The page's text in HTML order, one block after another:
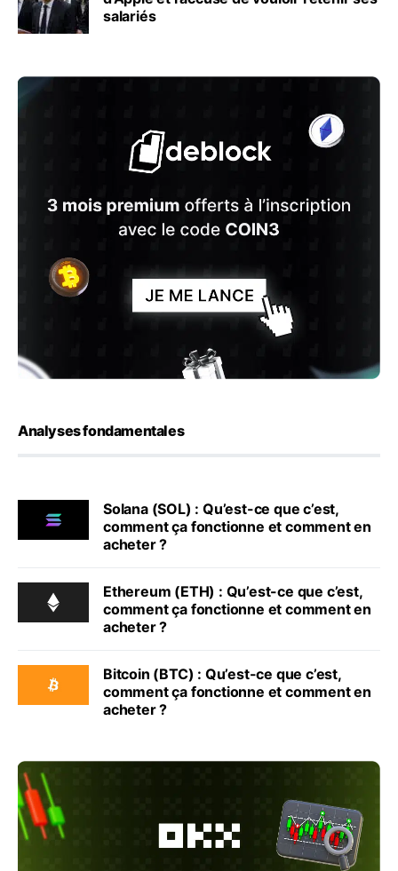
salariés
Analyses fondamentales
Solana (SOL) : Qu’est-ce que c’est,
comment ça fonctionne et comment en
acheter ?
Ethereum (ETH) : Qu’est-ce que c’est,
comment ça fonctionne et comment en
acheter ?
Bitcoin (BTC) : Qu’est-ce que c’est,
comment ça fonctionne et comment en
acheter ?